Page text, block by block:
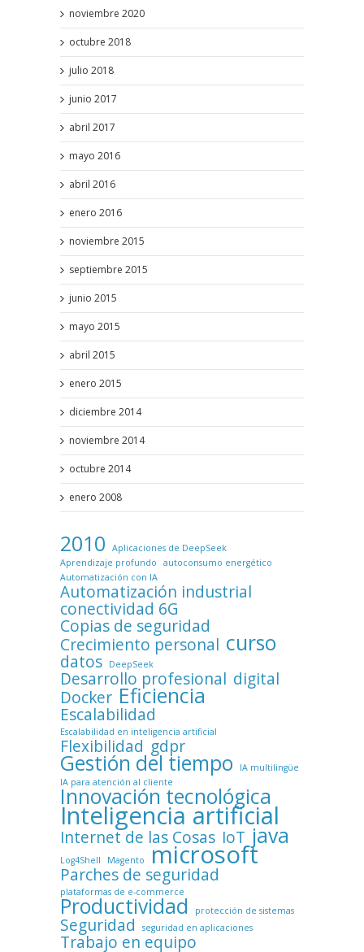
noviembre 2020
octubre 2018
julio 2018
junio 2017
abril 2017
mayo 2016
abril 2016
enero 2016
noviembre 2015
septiembre 2015
junio 2015
mayo 2015
abril 2015
enero 2015
diciembre 2014
noviembre 2014
octubre 2014
enero 2008
2010
Aplicaciones de DeepSeek
Aprendizaje profundo
autoconsumo energético
Automatización con IA
Automatización industrial
conectividad 6G
Copias de seguridad
Crecimiento personal curso
datos DeepSeek
Desarrollo profesional digital
Docker Eficiencia
Escalabilidad
Escalabilidad en inteligencia artificial
Flexibilidad gdpr
Gestión del tiempo
IA multilingüe
IA para atención al cliente
Innovación tecnológica
Inteligencia artificial
Internet de las Cosas IoT java
Log4Shell Magento microsoft
Parches de seguridad
plataformas de e-commerce
Productividad protección de sistemas
Seguridad seguridad en aplicaciones
Trabajo en equipo